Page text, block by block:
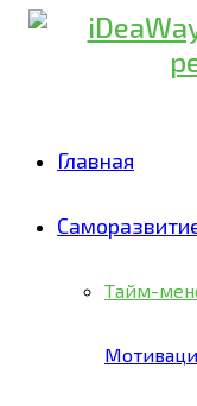
Главная
Тайм-